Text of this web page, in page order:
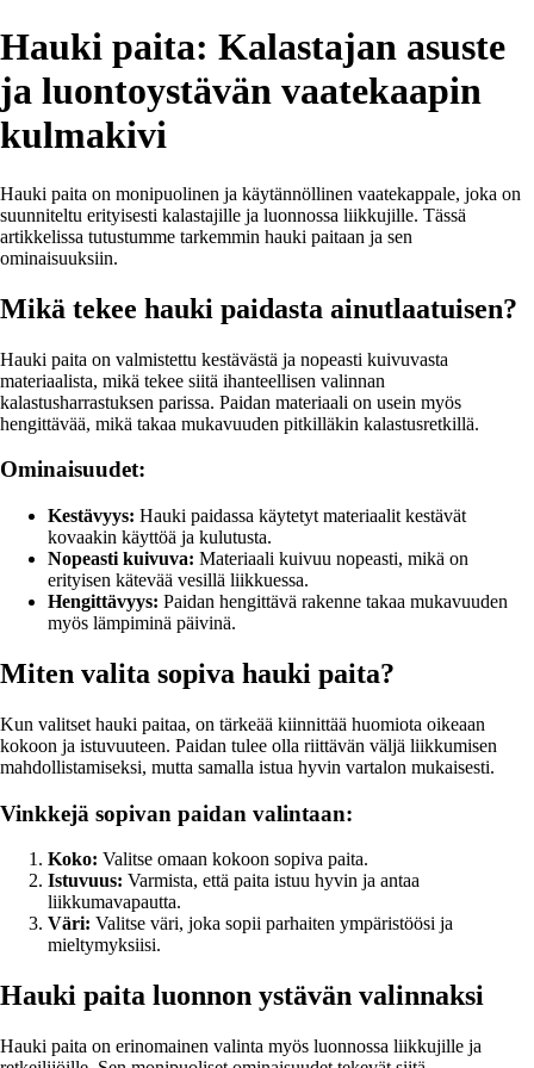
Hauki paita: Kalastajan asuste
ja luontoystävän vaatekaapin
kulmakivi
Hauki paita on monipuolinen ja käytännöllinen vaatekappale, joka on
suunniteltu erityisesti kalastajille ja luonnossa liikkujille. Tässä
artikkelissa tutustumme tarkemmin hauki paitaan ja sen
ominaisuuksiin.
Mikä tekee hauki paidasta ainutlaatuisen?
Hauki paita on valmistettu kestävästä ja nopeasti kuivuvasta
materiaalista, mikä tekee siitä ihanteellisen valinnan
kalastusharrastuksen parissa. Paidan materiaali on usein myös
hengittävää, mikä takaa mukavuuden pitkilläkin kalastusretkillä.
Ominaisuudet:
Kestävyys: Hauki paidassa käytetyt materiaalit kestävät
kovaakin käyttöä ja kulutusta.
Nopeasti kuivuva: Materiaali kuivuu nopeasti, mikä on
erityisen kätevää vesillä liikkuessa.
Hengittävyys: Paidan hengittävä rakenne takaa mukavuuden
myös lämpiminä päivinä.
Miten valita sopiva hauki paita?
Kun valitset hauki paitaa, on tärkeää kiinnittää huomiota oikeaan
kokoon ja istuvuuteen. Paidan tulee olla riittävän väljä liikkumisen
mahdollistamiseksi, mutta samalla istua hyvin vartalon mukaisesti.
Vinkkejä sopivan paidan valintaan:
Koko: Valitse omaan kokoon sopiva paita.
Istuvuus: Varmista, että paita istuu hyvin ja antaa
liikkumavapautta.
Väri: Valitse väri, joka sopii parhaiten ympäristöösi ja
mieltymyksiisi.
Hauki paita luonnon ystävän valinnaksi
Hauki paita on erinomainen valinta myös luonnossa liikkujille ja